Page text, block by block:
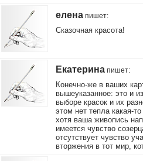
елена пишет:
Сказочная красота!
Екатерина пишет:
Конечно-же в ваших
вышеуказанное: это и
выборе красок и их
этом нет тепла какая-
хотя ваша живопись
имеется чувство
отсутствует чувство
вторжения в тот мир,